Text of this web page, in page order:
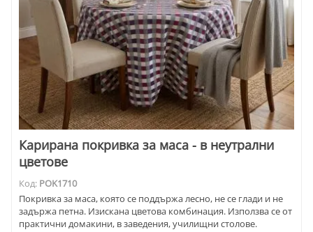
Карирана покривка за маса - в неутрални
цветове
Код: POK1710
Покривка за маса, която се поддържа лесно, не се глади и не
задържа петна. Изискана цветова комбинация. Използва се от
практични домакини, в заведения, училищни столове.